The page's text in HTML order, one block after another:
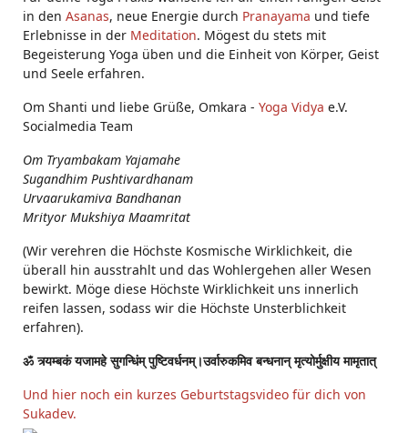
in den Asanas, neue Energie durch Pranayama und tiefe
Erlebnisse in der Meditation. Mögest du stets mit
Begeisterung Yoga üben und die Einheit von Körper, Geist
und Seele erfahren.
Om Shanti und liebe Grüße, Omkara - Yoga Vidya e.V.
Socialmedia Team
Om Tryambakam Yajamahe
Sugandhim Pushtivardhanam
Urvaarukamiva Bandhanan
Mrityor Mukshiya Maamritat
(Wir verehren die Höchste Kosmische Wirklichkeit, die
überall hin ausstrahlt und das Wohlergehen aller Wesen
bewirkt. Möge diese Höchste Wirklichkeit uns innerlich
reifen lassen, sodass wir die Höchste Unsterblichkeit
erfahren).
ॐ त्र्यम्बकं यजामहे सुगन्धिंम् पुष्टिवर्धनम्।उर्वारुकमिव बन्धनान् मृत्योर्मुक्षीय मामृतात्
Und hier noch ein kurzes Geburtstagsvideo für dich von
Sukadev.